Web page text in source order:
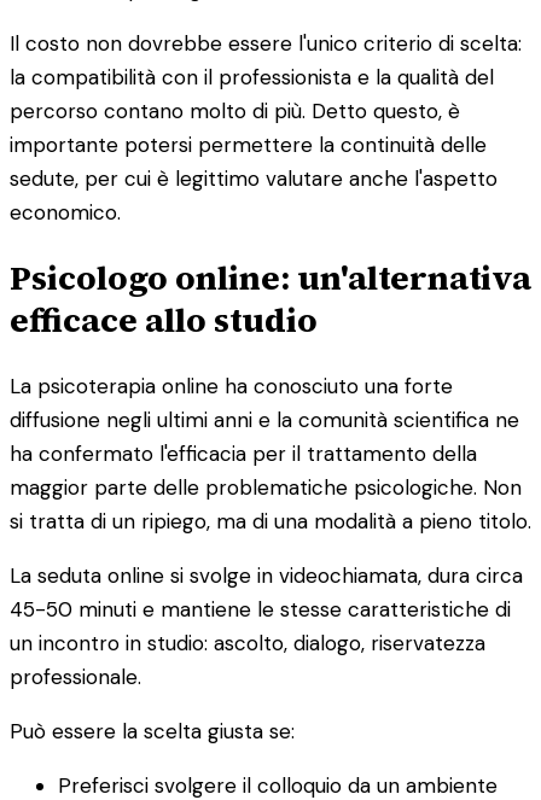
Il costo non dovrebbe essere l'unico criterio di scelta:
la compatibilità con il professionista e la qualità del
percorso contano molto di più. Detto questo, è
importante potersi permettere la continuità delle
sedute, per cui è legittimo valutare anche l'aspetto
economico.
Psicologo online: un'alternativa
efficace allo studio
La psicoterapia online ha conosciuto una forte
diffusione negli ultimi anni e la comunità scientifica ne
ha confermato l'efficacia per il trattamento della
maggior parte delle problematiche psicologiche. Non
si tratta di un ripiego, ma di una modalità a pieno titolo.
La seduta online si svolge in videochiamata, dura circa
45-50 minuti e mantiene le stesse caratteristiche di
un incontro in studio: ascolto, dialogo, riservatezza
professionale.
Può essere la scelta giusta se:
Preferisci svolgere il colloquio da un ambiente